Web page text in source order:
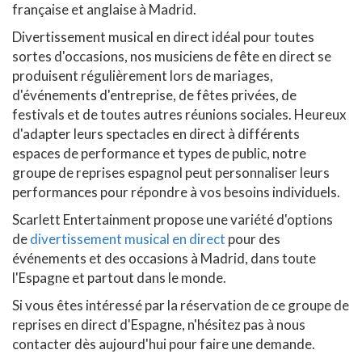
française et anglaise à Madrid.
Divertissement musical en direct idéal pour toutes
sortes d'occasions, nos musiciens de fête en direct se
produisent régulièrement lors de mariages,
d'événements d'entreprise, de fêtes privées, de
festivals et de toutes autres réunions sociales. Heureux
d'adapter leurs spectacles en direct à différents
espaces de performance et types de public, notre
groupe de reprises espagnol peut personnaliser leurs
performances pour répondre à vos besoins individuels.
Scarlett Entertainment propose une variété d'options
dedivertissement musical en direct pour des
événements et des occasions à Madrid, dans toute
l'Espagne et partout dans le monde.
Si vous êtes intéressé par la réservation de ce groupe de
reprises en direct d'Espagne, n'hésitez pas à nous
contacter dès aujourd'hui pour faire une demande.